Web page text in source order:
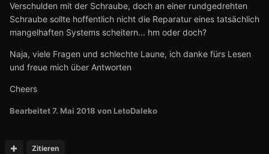
Verschulden mit der Schraube, doch an einer rundgedrehten
Schraube sollte hoffentlich nicht die Reparatur eines tatsächlich
mangelhaften Systems scheitern... hm oder doch?
Naja, viele Fragen und schlechte Laune, ich danke fürs Lesen
und freue mich über Antworten
Cheers
Bearbeitet7. Mai 2018 von LetoDaleko
Zitieren